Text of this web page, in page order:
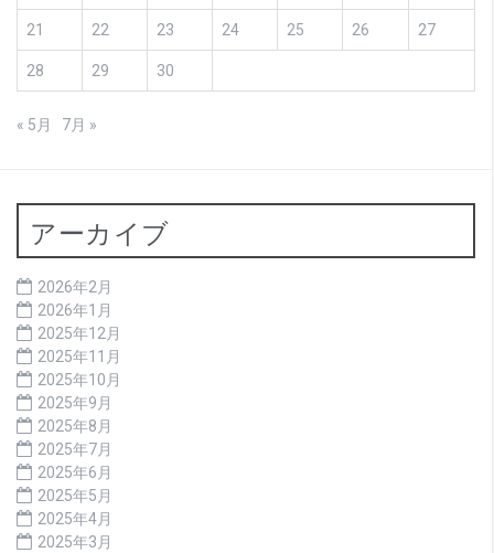
21 22 23 24 25 26 27
28 29 30
« 5月 7月 »
アーカイブ
2026年2月
2026年1月
2025年12月
2025年11月
2025年10月
2025年9月
2025年8月
2025年7月
2025年6月
2025年5月
2025年4月
2025年3月